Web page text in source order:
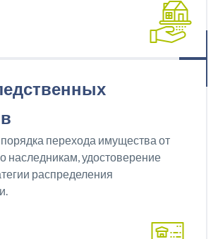
перехода имущества от
наследникам, удостоверение
распределения